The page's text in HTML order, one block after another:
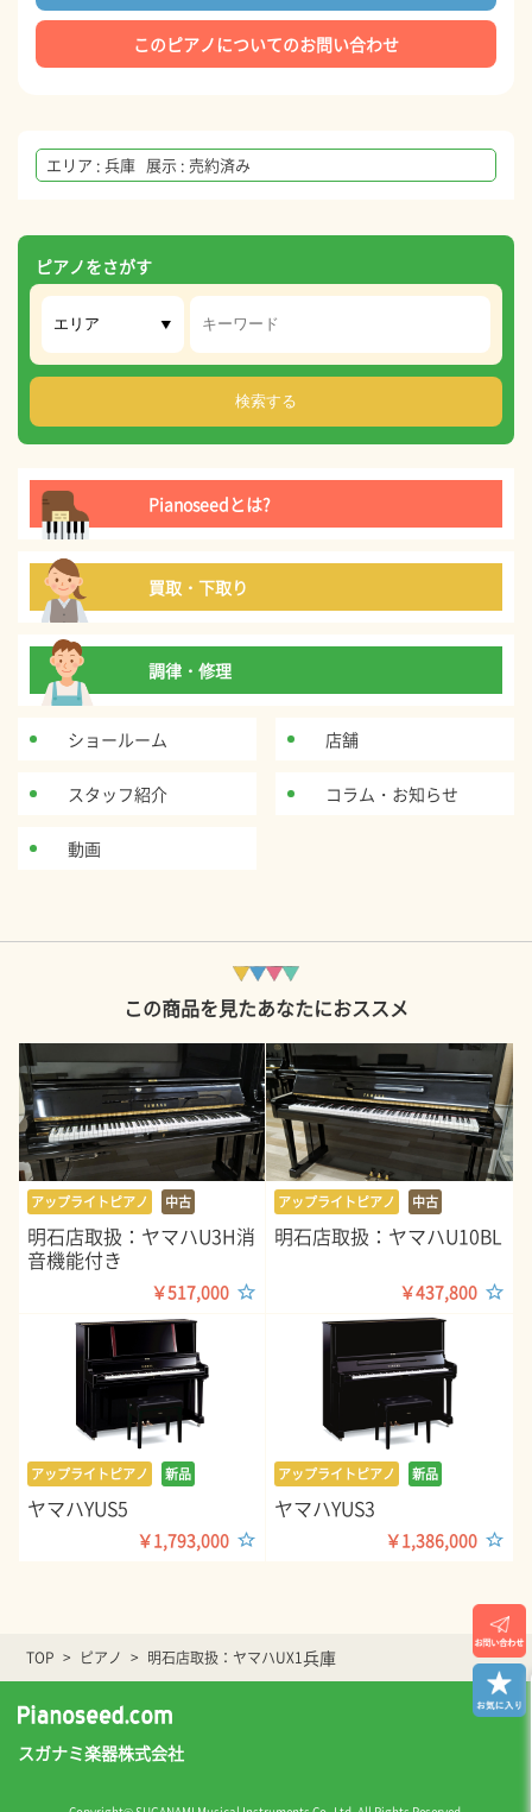
このピアノについてのお問い合わせ
エリア : 兵庫 展示 : 売約済み
ピアノをさがす
Pianoseedとは?
買取・下取り
調律・修理
ショールーム 店舗
スタッフ紹介 コラム・お知らせ
動画
この商品を見たあなたにおススメ
アップライトピアノ 中古
明石店取扱：ヤマハU3H消
音機能付き
￥517,000
アップライトピアノ 中古
明石店取扱：ヤマハU10BL
￥437,800
アップライトピアノ 新品
ヤマハYUS5
￥1,793,000
アップライトピアノ 新品
ヤマハYUS3
￥1,386,000
TOP 兵庫
ピアノ 明石店取扱：ヤマハUX1
スガナミ楽器株式会社